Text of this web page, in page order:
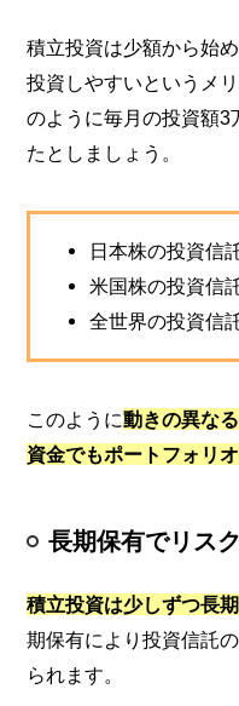
積立投資は少額から始
投資しやすいというメ
のように毎月の投資額
たとしましょう。
日本株の投資信
米国株の投資信
全世界の投資信
このように動きの異な
資金でもポートフォリ
長期保有でリス
積立投資は少しずつ長
期保有により投資信託
られます。